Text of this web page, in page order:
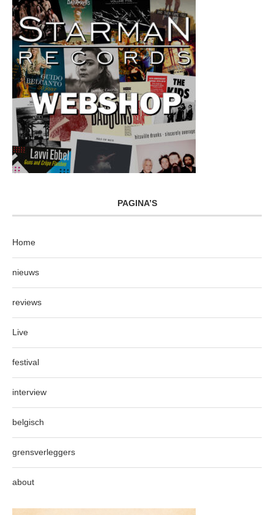
PAGINA’S
Home
nieuws
reviews
Live
festival
interview
belgisch
grensverleggers
about